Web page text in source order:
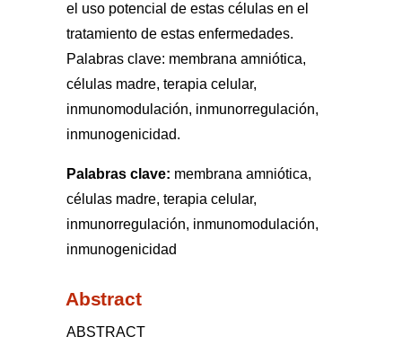
el uso potencial de estas células en el
tratamiento de estas enfermedades.
Palabras clave: membrana amniótica,
células madre, terapia celular,
inmunomodulación, inmunorregulación,
inmunogenicidad.
Palabras clave: membrana amniótica,
células madre, terapia celular,
inmunorregulación, inmunomodulación,
inmunogenicidad
Abstract
ABSTRACT